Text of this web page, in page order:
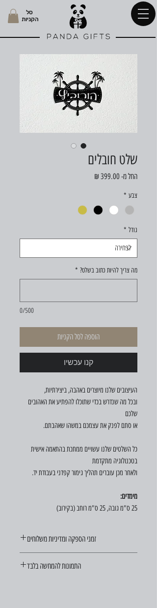
סל
הקניות
שלט חובלים
החל מ- 399.00 ₪
צבע *
גודל *
מה צריך להיות כתוב בשלט? *
0/500
הוספה לסל הקניות
קנו עכשיו
העיצובים שלנו מיוצרים באהבה, ביצירתיות,
ובכל מה שנדרש בכדי שתוכלו להפתיע את האהובים
שלכם
או סתם לפנק את עצמכם במשהו שאהבתם.
כל השלטים שלנו עשויים ממתכת בהתאמה אישית
בטכנולוגיה מתקדמת
ולאחר מכן עוברים תהליך גימור קפדני בעבודת יד.
מימדים:
25 ס"מ גובה, 25 ס"מ רוחב (בקירוב)
זמני הספקה ומדיניות משלוחים
משלוחים לכל חלקי הארץ בעלות 29 ש"ח (במידה ויש
התמונות להמחשה בלבד